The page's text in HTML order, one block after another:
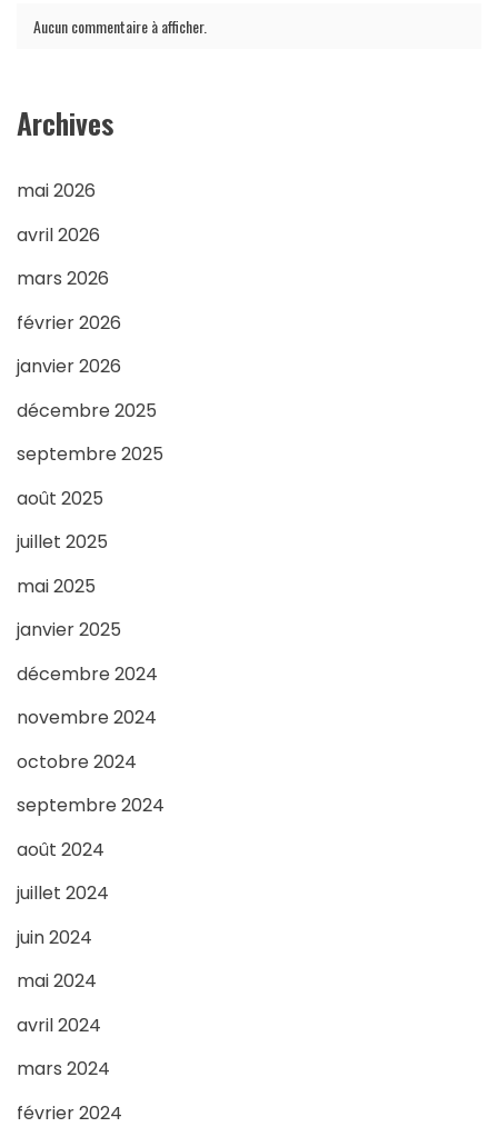
Aucun commentaire à afficher.
Archives
mai 2026
avril 2026
mars 2026
février 2026
janvier 2026
décembre 2025
septembre 2025
août 2025
juillet 2025
mai 2025
janvier 2025
décembre 2024
novembre 2024
octobre 2024
septembre 2024
août 2024
juillet 2024
juin 2024
mai 2024
avril 2024
mars 2024
février 2024